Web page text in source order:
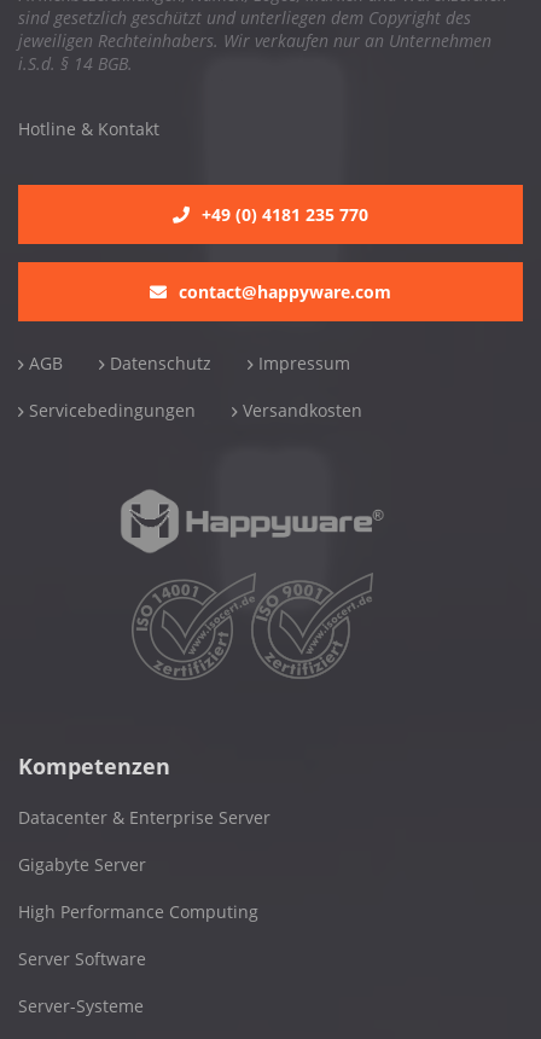
sind gesetzlich geschützt und unterliegen dem Copyright des
jeweiligen Rechteinhabers. Wir verkaufen nur an Unternehmen
i.S.d. § 14 BGB.
Hotline & Kontakt
+49 (0) 4181 235 770
contact@happyware.com
AGB Datenschutz Impressum
Servicebedingungen Versandkosten
Kompetenzen
Datacenter & Enterprise Server
Gigabyte Server
High Performance Computing
Server Software
Server-Systeme